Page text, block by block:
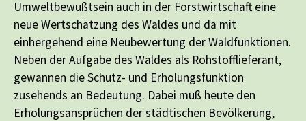
Umweltbewußtsein auch in der Forstwirtschaft eine
neue Wertschätzung des Waldes und da mit
einhergehend eine Neubewertung der Waldfunktionen.
Neben der Aufgabe des Waldes als Rohstofflieferant,
gewannen die Schutz- und Erholungsfunktion
zusehends an Bedeutung. Dabei muß heute den
Erholungsansprüchen der städtischen Bevölkerung,